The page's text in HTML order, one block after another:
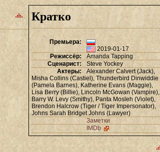
Кратко
Премьера:
2019-01-17
Режиссёр:
Amanda Tapping
Сценарист:
Steve Yockey
Актеры:
Alexander Calvert (Jack),
Misha Collins (Castiel), Thunderbird Dinwiddie
(Pamela Barnes), Katherine Evans (Maggie),
Lisa Berry (Billie), Lincoln McGowan (Vampire),
Barry W. Levy (Smithy), Panta Mosleh (Violet),
Brendon Halcrow (Tiger / Tiger Impersonator),
Johns Sarah Bridget Johns (Lawyer)
Заметки
IMDb